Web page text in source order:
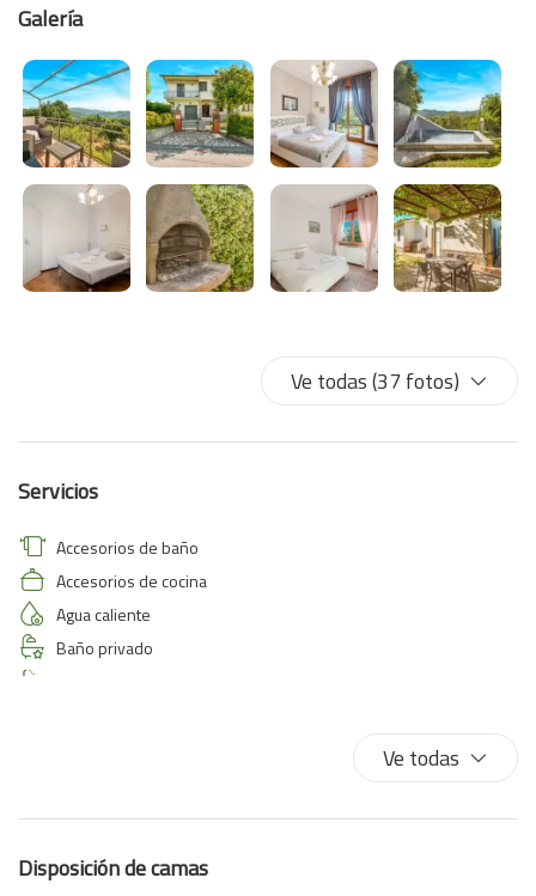
Galería
Ve todas (37 fotos)
Servicios
Accesorios de baño
Accesorios de cocina
Agua caliente
Baño privado
Calefacción / aire acondicionado independiente
Champú
Comedor privado
Ve todas
Disposición de camas